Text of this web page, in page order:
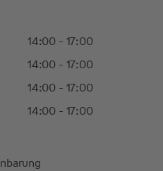
14:00 - 17:00
14:00 - 17:00
14:00 - 17:00
14:00 - 17:00